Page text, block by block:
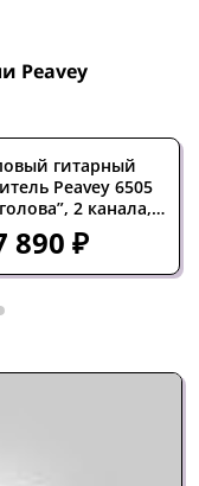
Peavey
гитарный
Peavey 6505
2 канала,
Reverb, футсвич в
890 ₽